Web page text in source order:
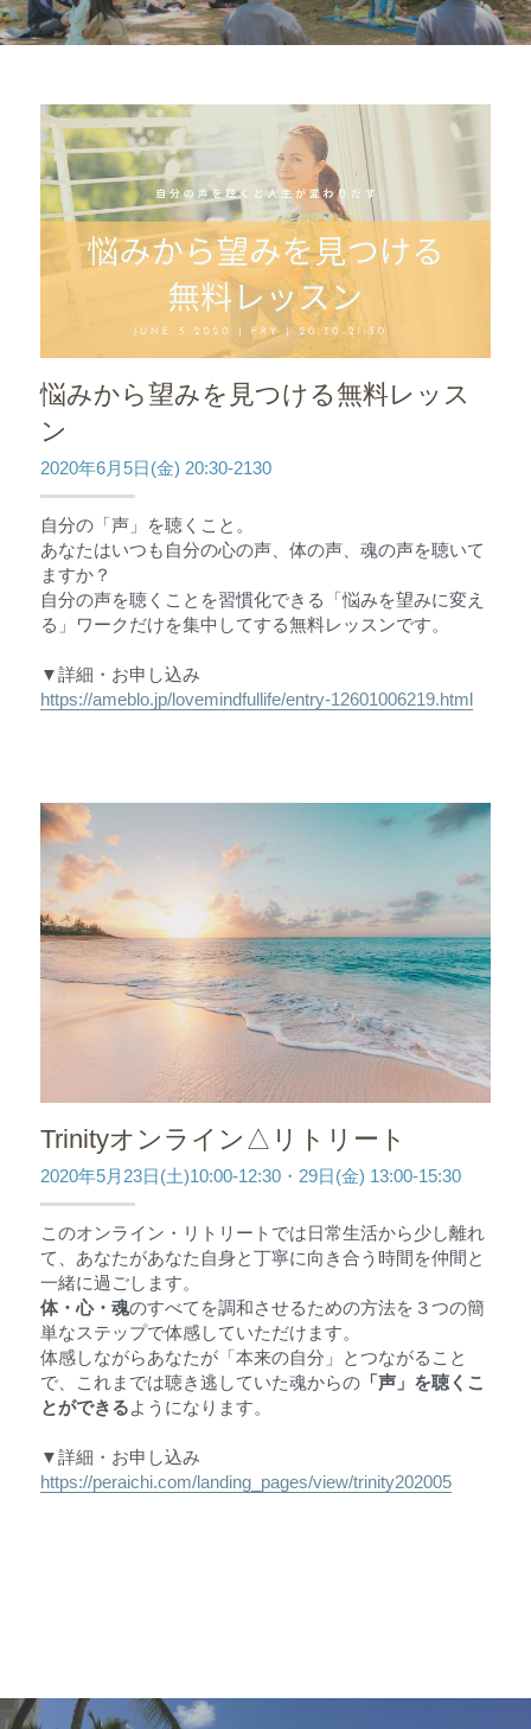
悩みから望みを見つける無料レッス
ン
2020年6月5日(金) 20:30-2130
自分の「声」を聴くこと。
あなたはいつも自分の心の声、体の声、魂の声を聴いて
ますか？
自分の声を聴くことを習慣化できる「悩みを望みに変え
る」ワークだけを集中してする無料レッスンです。
▼詳細・お申し込み
https://ameblo.jp/lovemindfullife/entry-12601006219.html
Trinityオンライン△リトリート
2020年5月23日(土)10:00-12:30・29日(金) 13:00-15:30
このオンライン・リトリートでは日常生活から少し離れ
て、あなたがあなた自身と丁寧に向き合う時間を仲間と
一緒に過ごします。
体・心・魂のすべてを調和させるための方法を３つの簡
単なステップで体感していただけます。
体感しながらあなたが「本来の自分」とつながること
で、これまでは聴き逃していた魂からの 「声」を聴くこ
とができるようになります。
▼詳細・お申し込み
https://peraichi.com/landing_pages/view/trinity202005